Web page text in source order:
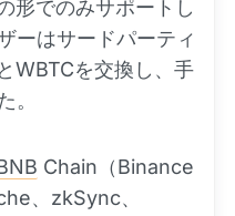
形でのみサポートし
ーはサードパーティ
WBTCを交換し、手
。
Chain（Binance
、zkSync、